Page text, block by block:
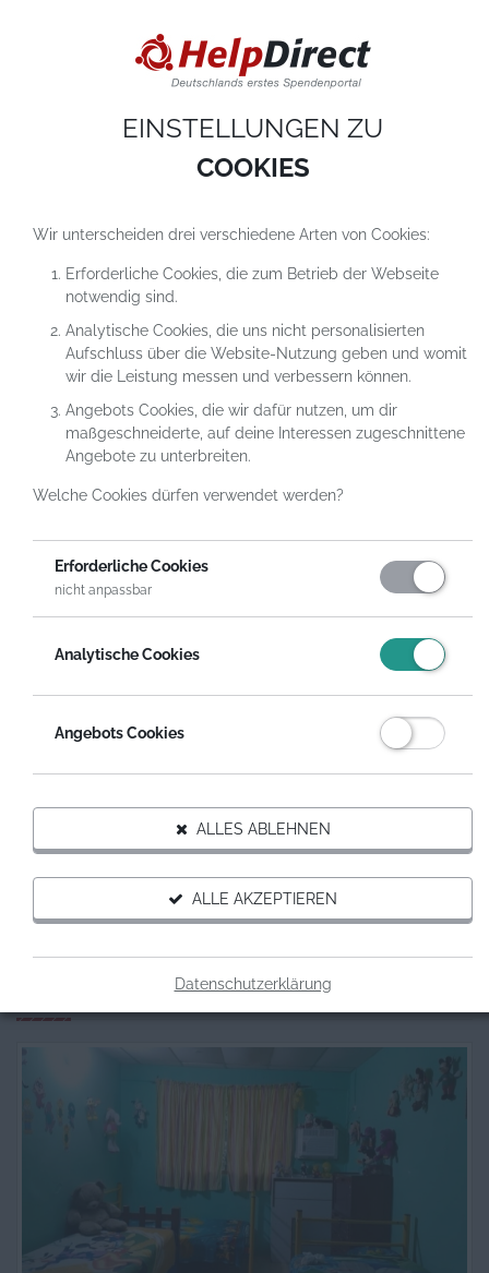
Cookies sind kleine Textdateien, die auf einem Computer heruntergeladen
sobald du unsere Website nutzt. Cookies setzen wir hauptsächlich dazu ein,
du unser Angebot richtig nutzen kannst. Mehr erfährst du in
SPENDEN FÜR DAS PROJEKT
HILFE FÜR EIN WAISENHEIM IN
VENEZUELA
SPENDEN MIT SPENDENGUTSCHEIN
Hilfsprojekt weiterempfehlen
EINSTELLUNGEN ZU
COOKIES
Wir unterscheiden drei verschiedene Arten von Cookies:
Erforderliche Cookies, die zum Betrieb der Webseite
notwendig sind.
Analytische Cookies, die uns nicht personalisierten
Aufschluss über die Website-Nutzung geben und womit
wir die Leistung messen und verbessern können.
Angebots Cookies, die wir dafür nutzen, um dir
maßgeschneiderte, auf deine Interessen zugeschnittene
Angebote zu unterbreiten.
Welche Cookies dürfen verwendet werden?
Erforderliche Cookies
nicht anpassbar
Analytische Cookies
Angebots Cookies
ALLES ABLEHNEN
ALLE AKZEPTIEREN
Datenschutzerklärung